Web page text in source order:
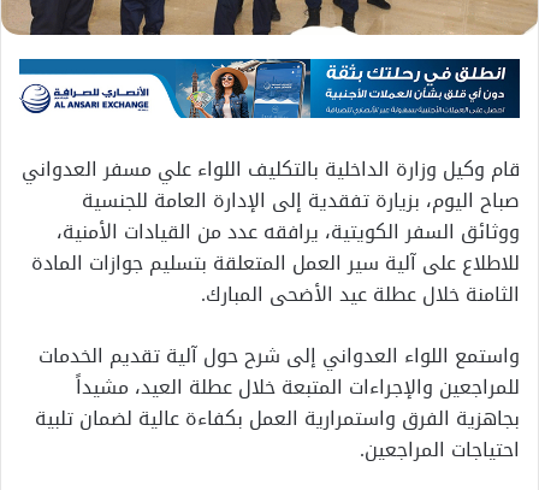
قام وكيل وزارة الداخلية بالتكليف اللواء علي مسفر العدواني
صباح اليوم، بزيارة تفقدية إلى الإدارة العامة للجنسية
ووثائق السفر الكويتية، يرافقه عدد من القيادات الأمنية،
للاطلاع على آلية سير العمل المتعلقة بتسليم جوازات المادة
الثامنة خلال عطلة عيد الأضحى المبارك.
واستمع اللواء العدواني إلى شرح حول آلية تقديم الخدمات
للمراجعين والإجراءات المتبعة خلال عطلة العيد، مشيداً
بجاهزية الفرق واستمرارية العمل بكفاءة عالية لضمان تلبية
احتياجات المراجعين.